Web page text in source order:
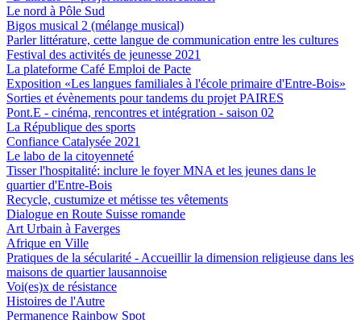
Le nord à Pôle Sud
Bigos musical 2 (mélange musical)
Parler littérature, cette langue de communication entre les cultures
Festival des activités de jeunesse 2021
La plateforme Café Emploi de Pacte
Exposition «Les langues familiales à l'école primaire d'Entre-Bois»
Sorties et évènements pour tandems du projet PAIRES
Pont.E - cinéma, rencontres et intégration - saison 02
La République des sports
Confiance Catalysée 2021
Le labo de la citoyenneté
Tisser l'hospitalité: inclure le foyer MNA et les jeunes dans le
quartier d'Entre-Bois
Recycle, custumize et métisse tes vêtements
Dialogue en Route Suisse romande
Art Urbain à Faverges
Afrique en Ville
Pratiques de la sécularité - Accueillir la dimension religieuse dans les
maisons de quartier lausannoise
Voi(es)x de résistance
Histoires de l'Autre
Permanence Rainbow Spot